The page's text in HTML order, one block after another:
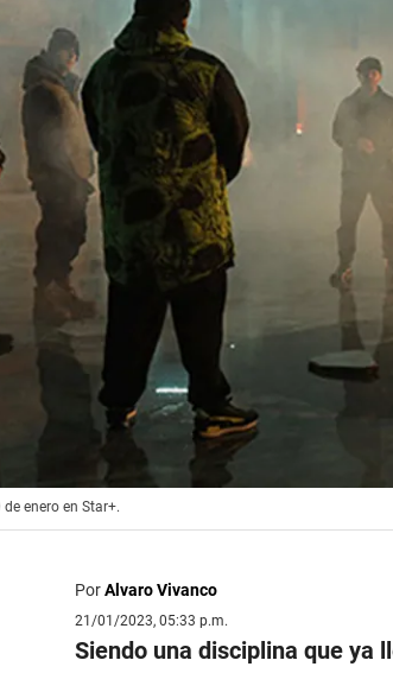
enero en Star+.
PorAlvaro Vivanco
21/01/2023, 05:33 p.m.
Siendo una disciplina que ya